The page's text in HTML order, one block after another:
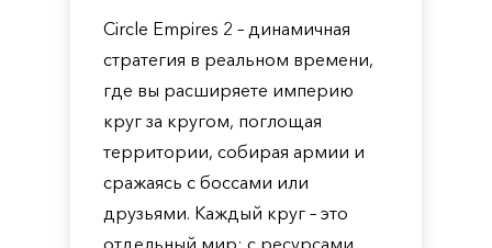
Circle Empires 2 – динамичная
стратегия в реальном времени,
где вы расширяете империю
круг за кругом, поглощая
территории, собирая армии и
сражаясь с боссами или
друзьями. Каждый круг – это
отдельный мир: с ресурсами,